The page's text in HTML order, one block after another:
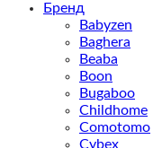
Бренд
Babyzen
Baghera
Beaba
Boon
Bugaboo
Childhome
Comotomo
Cybex